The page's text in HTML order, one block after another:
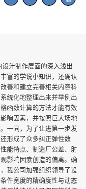
汁制作层面的深入浅出
富的学说小知识，还确认
善和建立完善相关内容科
统化地整理出来并举例出
函数计算的方法才能有效
响因素，并按照巨大场地
一同，为了让进第一步发
形成了众多纠正弹性数
能特点、制造厂公差、射
影响因素创造的偏离。确
我公司加强组织领导了设
件宽度的精确度性与动态